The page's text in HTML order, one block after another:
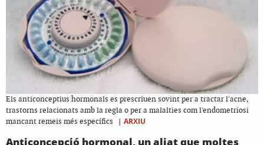
Els anticonceptius hormonals es prescriuen sovint per a tractar l'acne,
trastorns relacionats amb la regla o per a malalties com l'endometriosi
mancant remeis més específics
| ARXIU
Anticoncepció hormonal, un aliat que moltes